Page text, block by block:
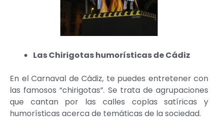
Las Chirigotas humorísticas de Cádiz
En el Carnaval de Cádiz, te puedes entretener con
las famosos “chirigotas”. Se trata de agrupaciones
que cantan por las calles coplas satíricas y
humorísticas acerca de temáticas de la sociedad.